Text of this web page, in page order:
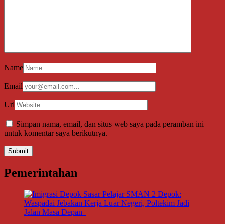
Name
Email
Url
Simpan nama, email, dan situs web saya pada peramban ini
untuk komentar saya berikutnya.
Pemerintahan